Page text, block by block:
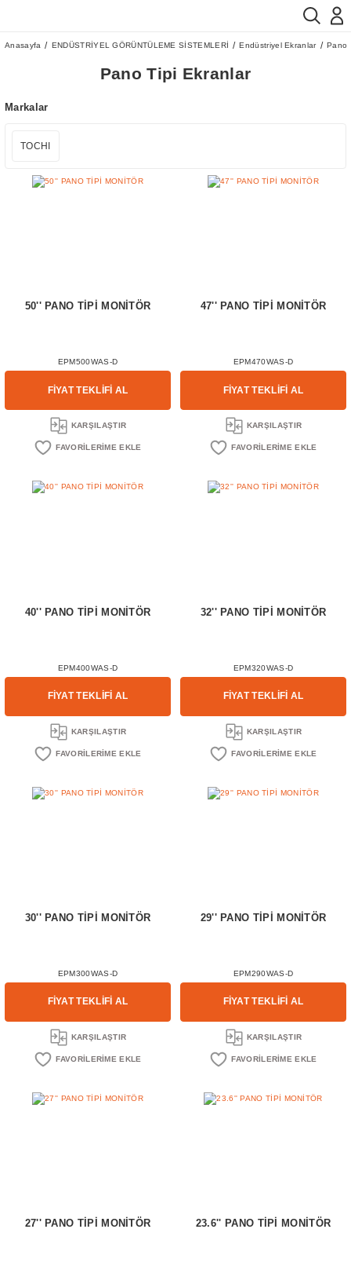
Anasayfa ENDÜSTRİYEL GÖRÜNTÜLEME SİSTEMLERİ Endüstriyel Ekranlar Pano
Pano Tipi Ekranlar
Markalar
TOCHI
50'' PANO TİPİ MONİTÖR
EPM500WAS-D
FİYAT TEKLİFİ AL
KARŞILAŞTIR
47'' PANO TİPİ MONİTÖR
EPM470WAS-D
FİYAT TEKLİFİ AL
KARŞILAŞTIR
40'' PANO TİPİ MONİTÖR
EPM400WAS-D
FİYAT TEKLİFİ AL
KARŞILAŞTIR
32'' PANO TİPİ MONİTÖR
EPM320WAS-D
FİYAT TEKLİFİ AL
KARŞILAŞTIR
30'' PANO TİPİ MONİTÖR
EPM300WAS-D
FİYAT TEKLİFİ AL
KARŞILAŞTIR
29'' PANO TİPİ MONİTÖR
EPM290WAS-D
FİYAT TEKLİFİ AL
KARŞILAŞTIR
27'' PANO TİPİ MONİTÖR 23.6'' PANO TİPİ MONİTÖR